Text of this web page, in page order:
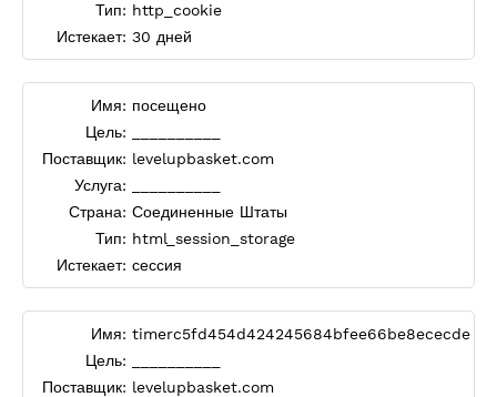
Тип: http_cookie
Истекает: 30 дней
Имя: посещено
Цель:
Поставщик: levelupbasket.com
Услуга:
Страна: Соединенные Штаты
Тип: html_session_storage
Истекает: сессия
Имя: timerc5fd454d424245684bfee66be8ececde
Цель:
Поставщик: levelupbasket.com